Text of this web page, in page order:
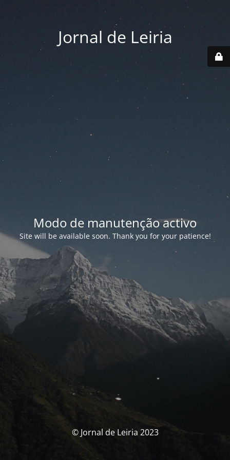
Jornal de Leiria
Modo de manutenção activo
Site will be available soon. Thank you for your patience!
© Jornal de Leiria 2023